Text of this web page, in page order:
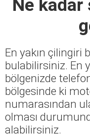
Ne kadar
En yakın çilingiri
bulabilirsiniz. En
bölgenizde
bölgesinde ki
numarasından
olması
alabilirsiniz.